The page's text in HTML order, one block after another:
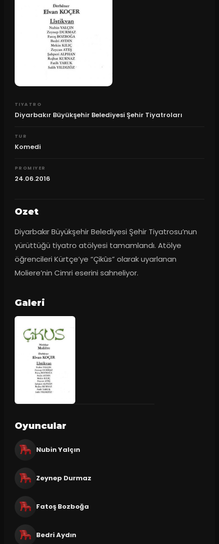
TIYATRO
Diyarbakır Büyükşehir Belediyesi Şehir Tiyatroları
TUR
Komedi
PROMIYER
24.06.2016
Ozet
Diyarbakır Büyükşehir Belediyesi Şehir Tiyatrosu’nun
yürüttüğü tiyatro atölyesi tamamlandı. Atölye
öğrencileri Kürtçe’ye “Çikûs” olarak uyarlanan
Moliere’nin Cimri eserini sahneliyor.
Galeri
Oyuncular
Nubin Yalçın
Zeynep Durmaz
Fatoş Bozboğa
Bedri Aydın